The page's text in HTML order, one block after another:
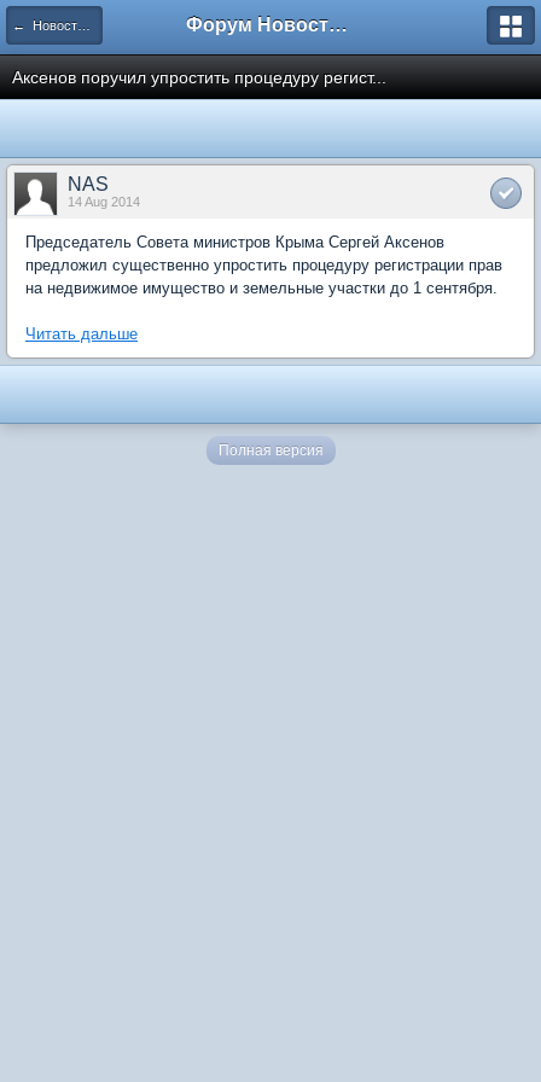
← Новости рынка недвижимости Форум Новостройки
Аксенов поручил упростить процедуру регист...
NAS
14 Aug 2014
Председатель Совета министров Крыма Сергей Аксенов
предложил существенно упростить процедуру регистрации прав
на недвижимое имущество и земельные участки до 1 сентября.
Читать дальше
Полная версия